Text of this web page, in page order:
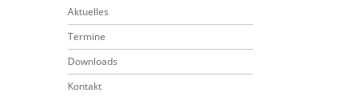
Aktuelles
Termine
Downloads
Kontakt